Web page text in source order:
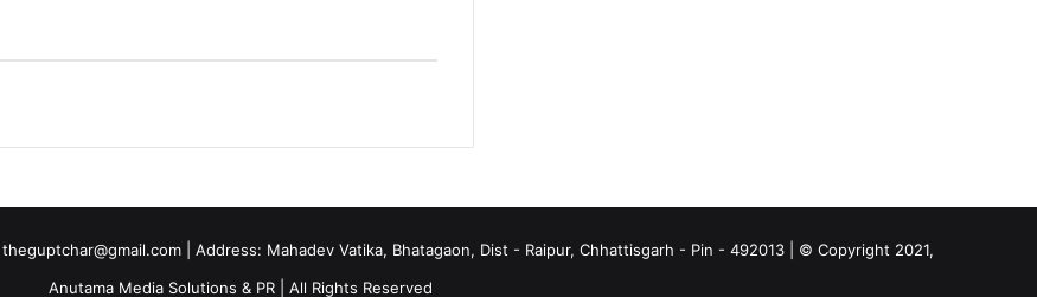
फ्ता
| Address: Mahadev Vatika, Bhatagaon, Dist - Raipur, Chhattisgarh - Pin - 492013 | © Copyright 2021,
Anutama Media Solutions & PR | All Rights Reserved